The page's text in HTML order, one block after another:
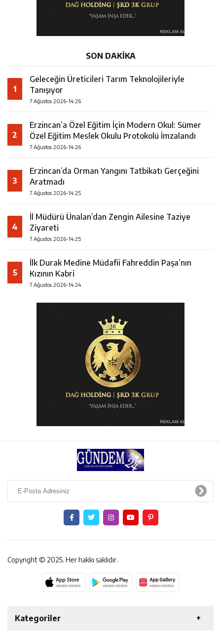
SON DAKİKA
1
Geleceğin Üreticileri Tarım Teknolojileriyle
Tanışıyor
7 Ağustos 2026-14:26
2
Erzincan’a Özel Eğitim İçin Modern Okul: Sümer
Özel Eğitim Meslek Okulu Protokolü İmzalandı
7 Ağustos 2026-14:26
3
Erzincan’da Orman Yangını Tatbikatı Gerçeğini
Aratmadı
7 Ağustos 2026-14:25
4
İl Müdürü Ünalan’dan Zengin Ailesine Taziye
Ziyareti
7 Ağustos 2026-14:25
5
İlk Durak Medine Müdafii Fahreddin Paşa’nın
Kızının Kabri
7 Ağustos 2026-14:24
Copyright © 2025. Her hakkı saklıdır.
Kategoriler